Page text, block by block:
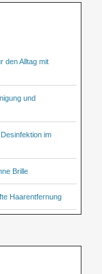
den Alltag mit
und
im
Brille
Haarentfernung